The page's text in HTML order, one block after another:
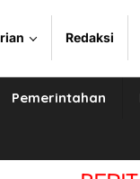
Redaksi
Pemerintahan